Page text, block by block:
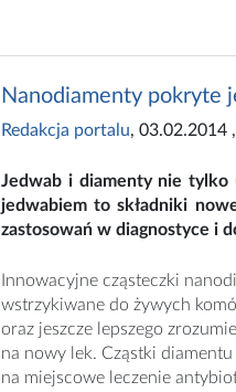
Nanodiamenty pokryte
Redakcja portalu, 03.02.2014 ,
Jedwab i diamenty nie tylko
jedwabiem to składniki
zastosowań w diagnostyce i
Innowacyjne cząsteczki
wstrzykiwane do żywych
oraz jeszcze lepszego
na nowy lek. Cząstki
na miejscowe leczenie